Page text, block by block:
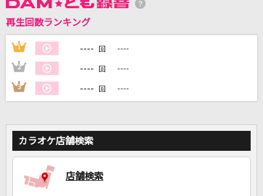
再生回数ランキング
1 ---- 回 ----
2 ---- 回 ----
3 ---- 回 ----
カラオケ店舗検索
店舗検索